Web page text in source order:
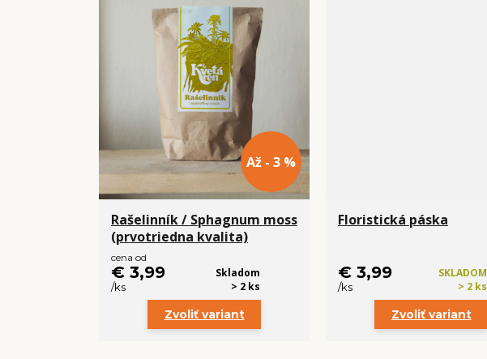
Až - 3 %
Rašelinník / Sphagnum moss
(prvotriedna kvalita)
cena od
€ 3,99
/ks
Skladom
> 2 ks
Zvoliť variant
Floristická páska
€ 3,99
/ks
SKLADOM
> 2 ks
Zvoliť variant